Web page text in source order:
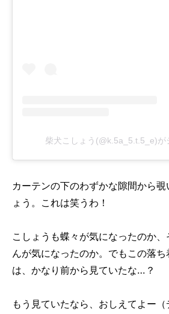
柴犬こしょう(@k.5a_5.t.5_e)が
カーテンの下のわずかな隙間から
ょう。これは笑うわ！
こしょうも蝶々が気になったのか
んが気になったのか。でもこの落
は、かなり前から見ていたな…？
もう見ていたなら、おしえてよー（